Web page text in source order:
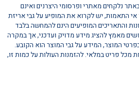
נלקחים מאתרי ופרסומי היצרנים ואינם
אי התאמות, יש לקרוא את המופיע על גבי אריזת
והתאריכים המופיעים הינם להמחשה בלבד
מאמץ להציג מידע מדויק ועדכני, אך במקרה
המוצר, המידע על גבי המוצר הוא הקובע.
מחזיק עד 5 יחידות מכל פריט במלאי. להזמנות העולות על כמות זו,